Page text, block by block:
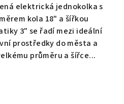
elektrická jednokolka s
kola 18" a šířkou
3" se řadí mezi ideální
prostředky do města a
průměru a šířce...